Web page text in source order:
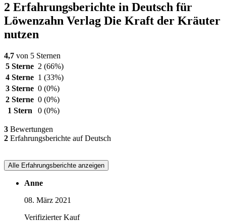
2 Erfahrungsberichte in Deutsch für
Löwenzahn Verlag Die Kraft der Kräuter
nutzen
4,7 von 5 Sternen
5 Sterne 2 (66%)
4 Sterne 1 (33%)
3 Sterne 0 (0%)
2 Sterne 0 (0%)
1 Stern
0 (0%)
3 Bewertungen
2 Erfahrungsberichte auf Deutsch
Alle Erfahrungsberichte anzeigen
Anne
08. März 2021
Verifizierter Kauf